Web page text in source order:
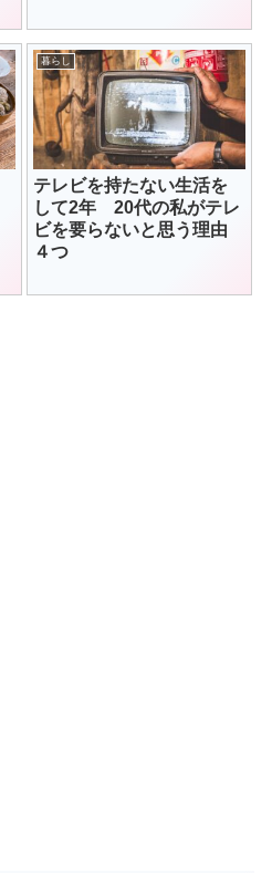
暮らし
テレビを持たない生活を
して2年 20代の私がテレ
ビを要らないと思う理由
４つ